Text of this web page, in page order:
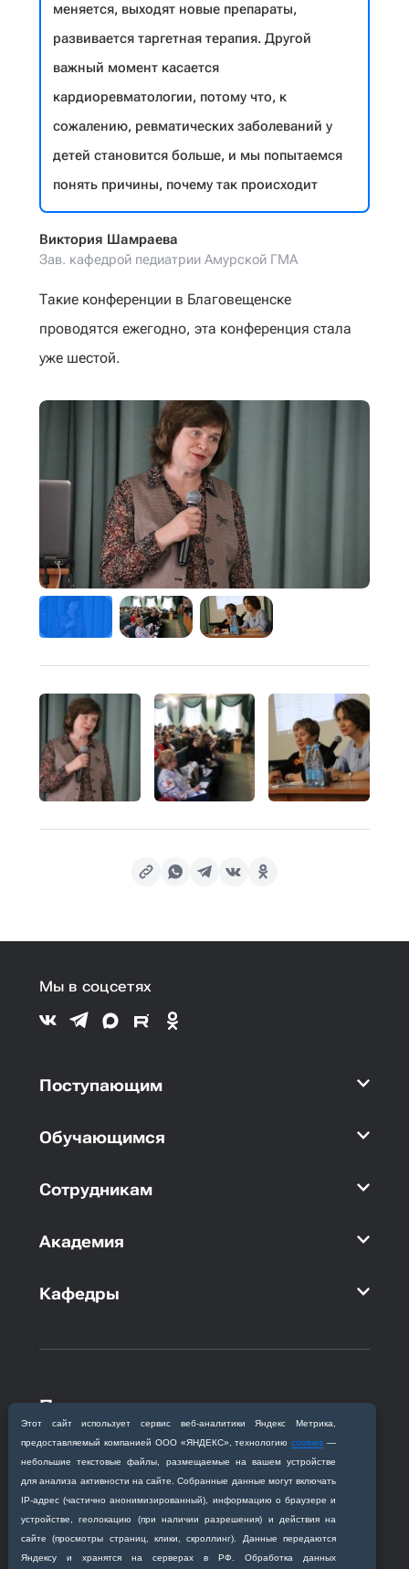
меняется, выходят новые препараты,
развивается таргетная терапия. Другой
важный момент касается
кардиоревматологии, потому что, к
сожалению, ревматических заболеваний у
детей становится больше, и мы попытаемся
понять причины, почему так происходит
Виктория Шамраева
Зав. кафедрой педиатрии Амурской ГМА
Такие конференции в Благовещенске
проводятся ежегодно, эта конференция стала
уже шестой.
Этот сайт использует сервис веб‑аналитики Яндекс Метрика,
предоставляемый компанией ООО «ЯНДЕКС», технологиюcookies —
небольшие текстовые файлы, размещаемые на вашем устройстве
для анализа активности на сайте. Собранные данные могут включать
IP‑адрес (частично анонимизированный), информацию о браузере и
устройстве, геолокацию (при наличии разрешения) и действия на
сайте (просмотры страниц, клики, скроллинг). Данные передаются
Яндексу и хранятся на серверах в РФ. Обработка данных
Мы в соцсетях
Поступающим
Обучающимся
Сотрудникам
Академия
Кафедры
Приемная комиссия
Благовещенск, ул. Горького, 95
+7 (4162) 319‒016
abitur@amursma.su
Сведения об образовательной
организации